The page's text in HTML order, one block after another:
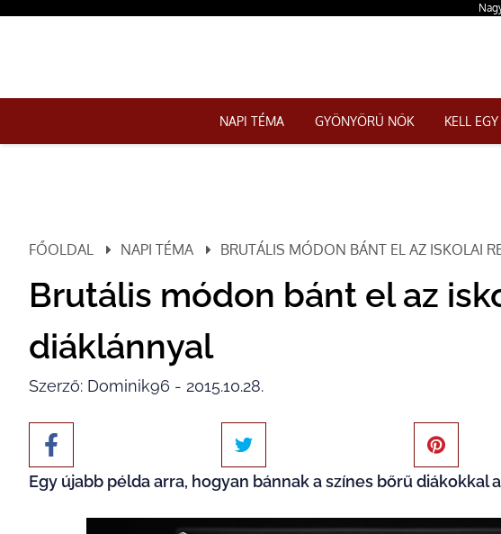
NAPI TÉMA GYÖNYÖRŰ NŐK KELL
FŐOLDAL NAPI TÉMA BRUTÁLIS MÓDON BÁNT EL AZ ISKOLAI
Brutális módon bánt el az
diáklánnyal
Szerző: Dominik96 - 2015.10.28.
Egy újabb példa arra, hogyan bánnak a színes bőrű diákokkal